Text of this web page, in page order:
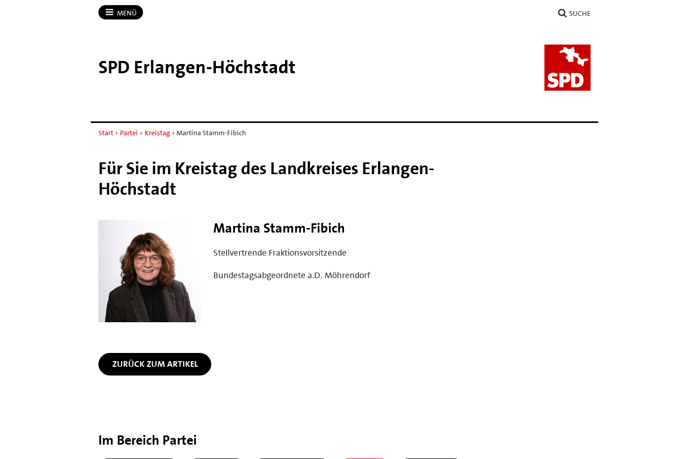
MENÜ SUCHE
SPD Erlangen-​Höchstadt
Start › Partei › Kreistag › Martina Stamm-Fibich
Für Sie im Kreistag des Landkreises Erlangen-
Höchstadt
Martina Stamm-Fibich
Stellvertrende Fraktionsvorsitzende
Bundestagsabgeordnete a.D. Möhrendorf
ZURÜCK ZUM ARTIKEL
Im Bereich Partei